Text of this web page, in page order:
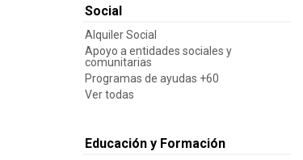
Social
Alquiler Social
Apoyo a entidades sociales y
comunitarias
Programas de ayudas +60
Ver todas
Educación y Formación